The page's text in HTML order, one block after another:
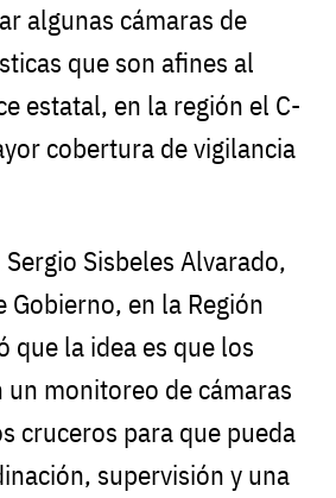
algunas cámaras de
que son afines al
estatal, en la región el C-
cobertura de vigilancia
Sisbeles Alvarado,
Gobierno, en la Región
que la idea es que los
un monitoreo de cámaras
cruceros para que pueda
supervisión y una